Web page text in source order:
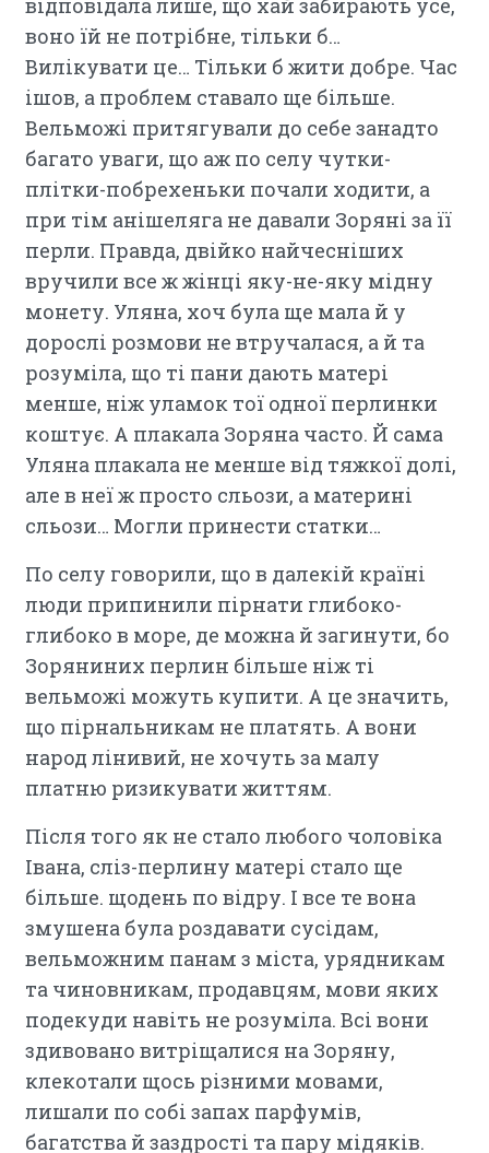
відповідала лише, що хай забирають усе,
воно їй не потрібне, тільки б…
Вилікувати це… Тільки б жити добре. Час
ішов, а проблем ставало ще більше.
Вельможі притягували до себе занадто
багато уваги, що аж по селу чутки-
плітки-побрехеньки почали ходити, а
при тім анішеляга не давали Зоряні за її
перли. Правда, двійко найчесніших
вручили все ж жінці яку-не-яку мідну
монету. Уляна, хоч була ще мала й у
дорослі розмови не втручалася, а й та
розуміла, що ті пани дають матері
менше, ніж уламок тої одної перлинки
коштує. А плакала Зоряна часто. Й сама
Уляна плакала не менше від тяжкої долі,
але в неї ж просто сльози, а материні
сльози… Могли принести статки…
По селу говорили, що в далекій країні
люди припинили пірнати глибоко-
глибоко в море, де можна й загинути, бо
Зоряниних перлин більше ніж ті
вельможі можуть купити. А це значить,
що пірнальникам не платять. А вони
народ лінивий, не хочуть за малу
платню ризикувати життям.
Після того як не стало любого чоловіка
Івана, сліз-перлину матері стало ще
більше. щодень по відру. І все те вона
змушена була роздавати сусідам,
вельможним панам з міста, урядникам
та чиновникам, продавцям, мови яких
подекуди навіть не розуміла. Всі вони
здивовано витріщалися на Зоряну,
клекотали щось різними мовами,
лишали по собі запах парфумів,
багатства й заздрості та пару мідяків.